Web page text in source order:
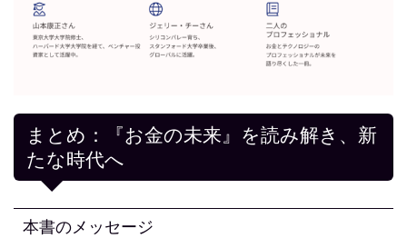
まとめ：『お金の未来』を読み解き、新
たな時代へ
本書のメッセージ